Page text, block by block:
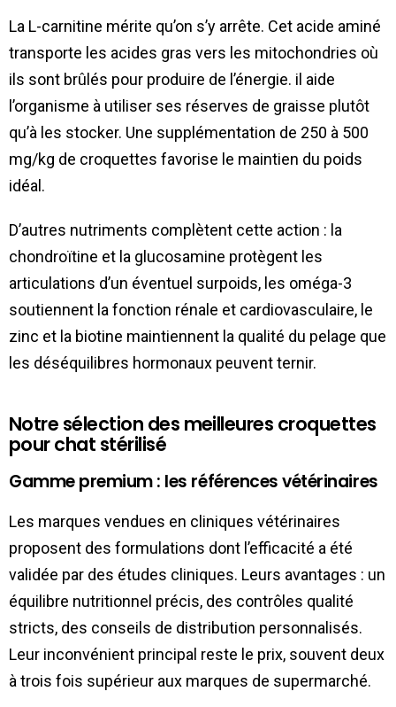
La L-carnitine mérite qu’on s’y arrête. Cet acide aminé
transporte les acides gras vers les mitochondries où
ils sont brûlés pour produire de l’énergie. il aide
l’organisme à utiliser ses réserves de graisse plutôt
qu’à les stocker. Une supplémentation de 250 à 500
mg/kg de croquettes favorise le maintien du poids
idéal.
D’autres nutriments complètent cette action : la
chondroïtine et la glucosamine protègent les
articulations d’un éventuel surpoids, les oméga-3
soutiennent la fonction rénale et cardiovasculaire, le
zinc et la biotine maintiennent la qualité du pelage que
les déséquilibres hormonaux peuvent ternir.
Notre sélection des meilleures croquettes
pour chat stérilisé
Gamme premium : les références vétérinaires
Les marques vendues en cliniques vétérinaires
proposent des formulations dont l’efficacité a été
validée par des études cliniques. Leurs avantages : un
équilibre nutritionnel précis, des contrôles qualité
stricts, des conseils de distribution personnalisés.
Leur inconvénient principal reste le prix, souvent deux
à trois fois supérieur aux marques de supermarché.